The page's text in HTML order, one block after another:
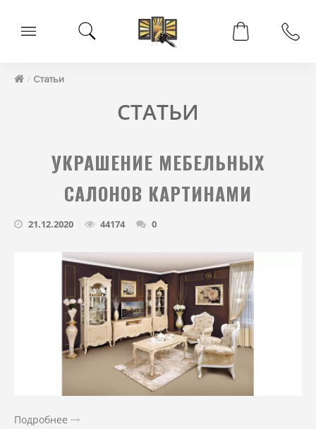
Статьи
СТАТЬИ
УКРАШЕНИЕ МЕБЕЛЬНЫХ
САЛОНОВ КАРТИНАМИ
21.12.2020 44174 0
Подробнее